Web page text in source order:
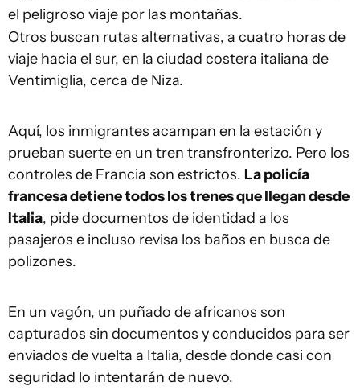
el peligroso viaje por las montañas.
Otros buscan rutas alternativas, a cuatro horas de
viaje hacia el sur, en la ciudad costera italiana de
Ventimiglia, cerca de Niza.
Aquí, los inmigrantes acampan en la estación y
prueban suerte en un tren transfronterizo. Pero los
controles de Francia son estrictos. La policía
francesa detiene todos los trenes que llegan desde
Italia, pide documentos de identidad a los
pasajeros e incluso revisa los baños en busca de
polizones.
En un vagón, un puñado de africanos son
capturados sin documentos y conducidos para ser
enviados de vuelta a Italia, desde donde casi con
seguridad lo intentarán de nuevo.